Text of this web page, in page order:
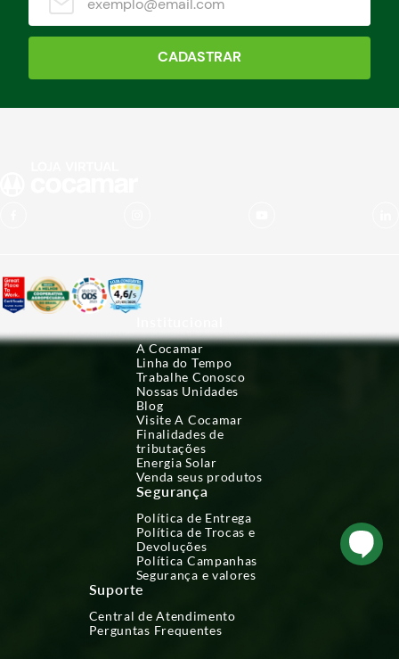
CADASTRAR
A Cocamar
Linha do Tempo
Trabalhe Conosco
Nossas Unidades
Blog
Visite A Cocamar
Finalidades de
tributações
Energia Solar
Venda seus produtos
Segurança
Política de Entrega
Política de Trocas e
Devoluções
Política Campanhas
Segurança e valores
Suporte
Central de Atendimento
Perguntas Frequentes